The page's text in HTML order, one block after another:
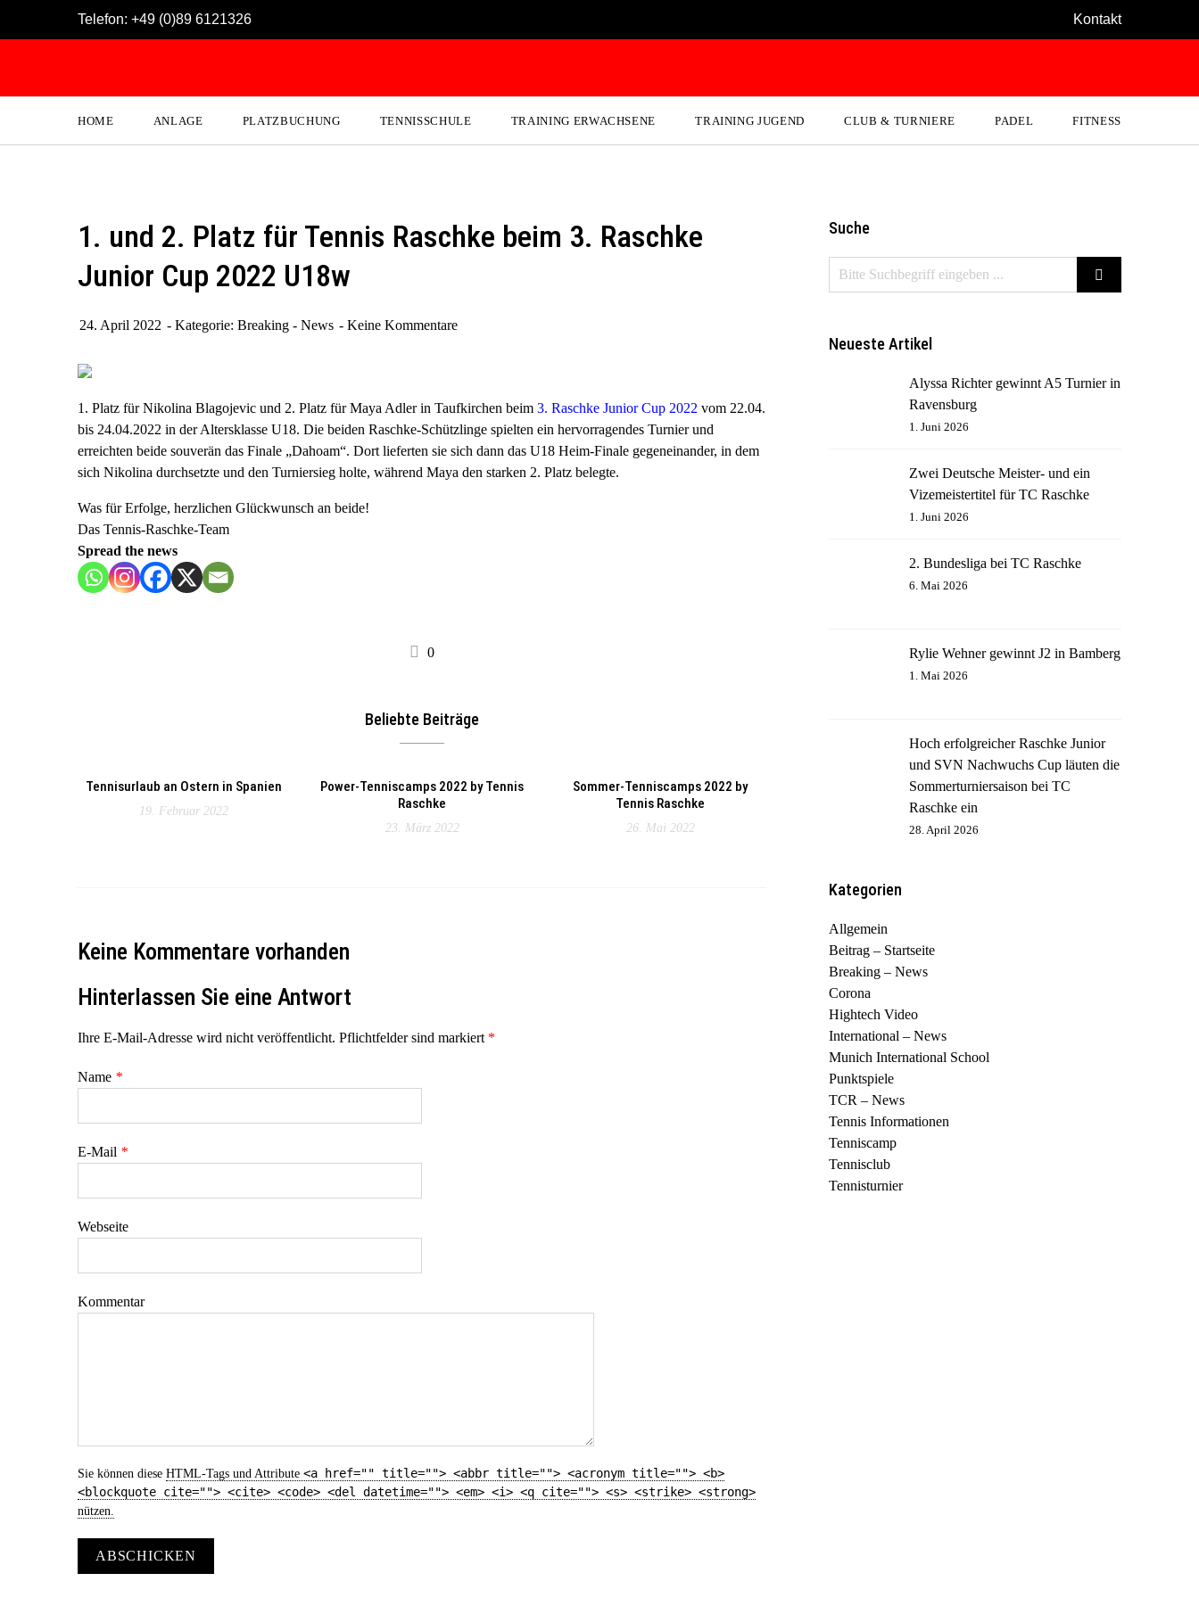
Telefon: +49 (0)89 6121326 Kontakt
HOME ANLAGE PLATZBUCHUNG TENNISSCHULE TRAINING ERWACHSENE TRAINING JUGEND CLUB & TURNIERE PADEL FITNESS
1. und 2. Platz für Tennis Raschke beim 3. Raschke
Junior Cup 2022 U18w
24. April 2022 Kategorie: Breaking - News Keine Kommentare
1. Platz für Nikolina Blagojevic und 2. Platz für Maya Adler in Taufkirchen beim 3. Raschke Junior Cup 2022 vom 22.04.
bis 24.04.2022 in der Altersklasse U18. Die beiden Raschke-Schützlinge spielten ein hervorragendes Turnier und
erreichten beide souverän das Finale „Dahoam“. Dort lieferten sie sich dann das U18 Heim-Finale gegeneinander, in dem
sich Nikolina durchsetzte und den Turniersieg holte, während Maya den starken 2. Platz belegte.
Was für Erfolge, herzlichen Glückwunsch an beide!
Das Tennis-Raschke-Team
Spread the news
0
Beliebte Beiträge
Tennisurlaub an Ostern in Spanien
19. Februar 2022
Power-Tenniscamps 2022 by Tennis
Raschke
23. März 2022
Sommer-Tenniscamps 2022 by
Tennis Raschke
26. Mai 2022
Keine Kommentare vorhanden
Hinterlassen Sie eine Antwort
Ihre E-Mail-Adresse wird nicht veröffentlicht. Pflichtfelder sind markiert *
Name *
E-Mail *
Webseite
Kommentar
Sie können diese HTML-Tags und Attribute <a href="" title=""> <abbr title=""> <acronym title=""> <b>
<blockquote cite=""> <cite> <code> <del datetime=""> <em> <i> <q cite=""> <s> <strike> <strong>
nützen.
ABSCHICKEN
Suche
Neueste Artikel
Alyssa Richter gewinnt A5 Turnier in
Ravensburg
1. Juni 2026
Zwei Deutsche Meister- und ein
Vizemeistertitel für TC Raschke
1. Juni 2026
2. Bundesliga bei TC Raschke
6. Mai 2026
Rylie Wehner gewinnt J2 in Bamberg
1. Mai 2026
Hoch erfolgreicher Raschke Junior
und SVN Nachwuchs Cup läuten die
Sommerturniersaison bei TC
Raschke ein
28. April 2026
Kategorien
Allgemein
Beitrag – Startseite
Breaking – News
Corona
Hightech Video
International – News
Munich International School
Punktspiele
TCR – News
Tennis Informationen
Tenniscamp
Tennisclub
Tennisturnier